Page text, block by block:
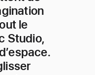
le
Studio,